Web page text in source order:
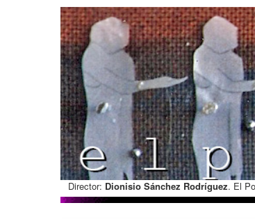
Director: Dionisio Sánchez Rodríguez. El